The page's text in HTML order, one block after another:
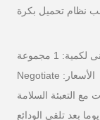
نظام تحميل بكرة
1 مجموعة
الأسعار: Negotiate
مع التعبئة السلامة